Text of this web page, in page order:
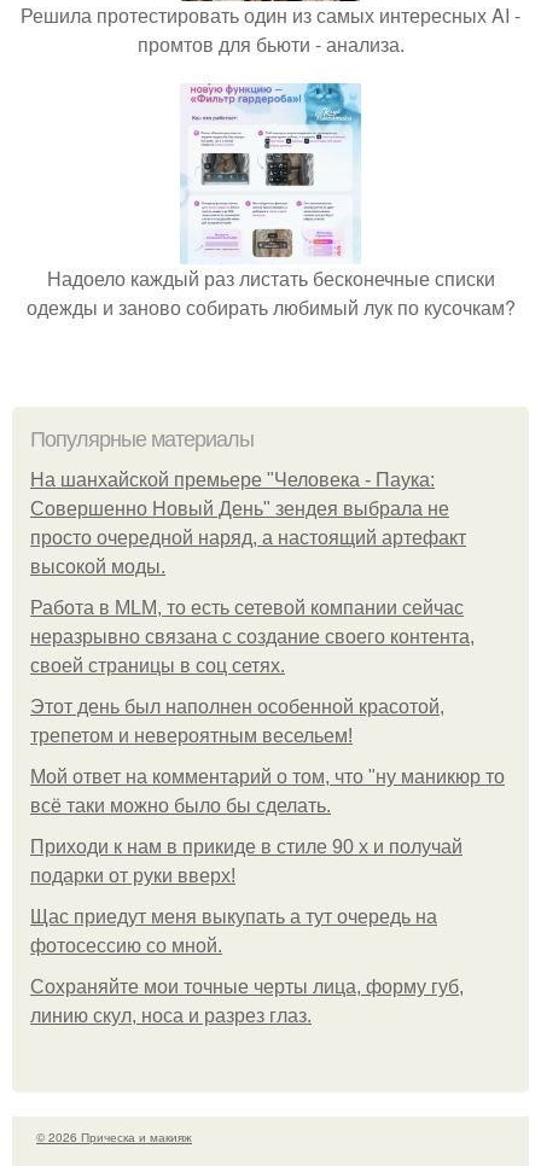
Решила протестировать один из самых интересных AI -
промтов для бьюти - анализа.
Надоело каждый раз листать бесконечные списки
одежды и заново собирать любимый лук по кусочкам?
Популярные материалы
На шанхайской премьере "Человека - Паука:
Совершенно Новый День" зендея выбрала не
просто очередной наряд, а настоящий артефакт
высокой моды.
Работа в MLM, то есть сетевой компании сейчас
неразрывно связана с создание своего контента,
своей страницы в соц сетях.
Этот день был наполнен особенной красотой,
трепетом и невероятным весельем!
Мой ответ на комментарий о том, что "ну маникюр то
всё таки можно было бы сделать.
Приходи к нам в прикиде в стиле 90 х и получай
подарки от руки вверх!
Щас приедут меня выкупать а тут очередь на
фотосессию со мной.
Сохраняйте мои точные черты лица, форму губ,
линию скул, носа и разрез глаз.
© 2026 Прическа и макияж